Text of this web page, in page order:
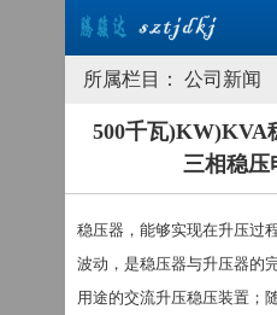
所属栏目： 公司新闻
500千瓦)KW)KVA
三相稳压
稳压器，能够实现在升压过
波动，是稳压器与升压器的
用途的交流升压稳压装置；